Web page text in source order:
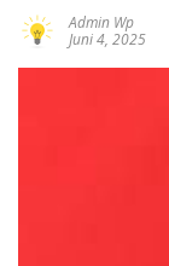
Admin Wp
Juni 4, 2025